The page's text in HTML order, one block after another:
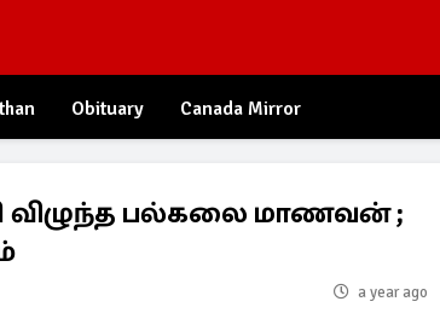
Obituary Canada Mirror
விழுந்த பல்கலை மாணவன் ;
a year ago